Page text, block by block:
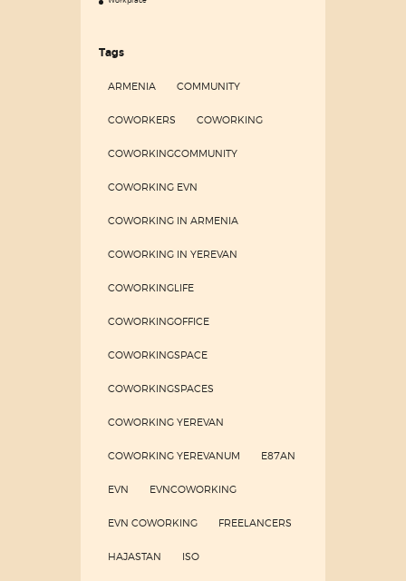
Tags
ARMENIA COMMUNITY
COWORKERS COWORKING
COWORKINGCOMMUNITY
COWORKING EVN
COWORKING IN ARMENIA
COWORKING IN YEREVAN
COWORKINGLIFE
COWORKINGOFFICE
COWORKINGSPACE
COWORKINGSPACES
COWORKING YEREVAN
COWORKING YEREVANUM E87AN
EVN EVNCOWORKING
EVN COWORKING FREELANCERS
HAJASTAN ISO